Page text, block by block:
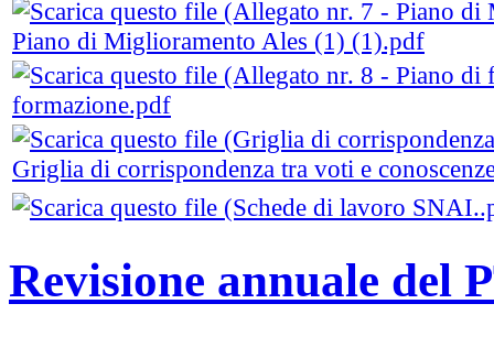
Piano di Miglioramento Ales (1) (1).pdf
formazione.pdf
Griglia di corrispondenza tra voti e
Revisione annuale del